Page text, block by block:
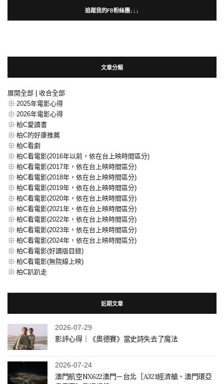
追蹤我的FB粉絲團↓↓↓
文章分類
展開全部
收合全部
2025年電影心得
2026年電影心得
柏C愛讀書
柏C的好康推薦
柏C看劇
柏C看電影(2016年以前，依在台上映時間區分)
柏C看電影(2017年，依在台上映時間區分)
柏C看電影(2018年，依在台上映時間區分)
柏C看電影(2019年，依在台上映時間區分)
柏C看電影(2020年，依在台上映時間區分)
柏C看電影(2021年，依在台上映時間區分)
柏C看電影(2022年，依在台上映時間區分)
柏C看電影(2023年，依在台上映時間區分)
柏C看電影(2024年，依在台上映時間區分)
柏C看電影(好讀版目錄)
柏C看電影(無院線上映)
柏C趴趴走
近期文章
2026-07-29
影評心得｜《奧德賽》當史詩失去了魔法
2026-07-24
澳門航空NX622澳門－台北［A321經濟艙、澳門環亞